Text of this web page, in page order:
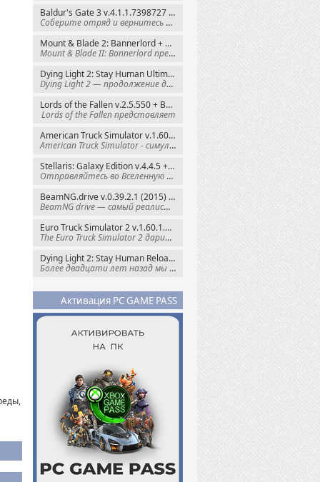
Baldur's Gate 3 v.4.1.1.7398727 + Все DLC (2023) GOG-Rip
Соберите отряд и вернитесь в Забытые
Mount & Blade 2: Bannerlord + War Sails v.1.4.7.117484 (2025) GOG
Mount & Blade II: Bannerlord представляет
Dying Light 2: Stay Human Ultimate Edition v.1.29.0 + Все DLC (2022) Пиратка
Dying Light 2 — продолжение динамичного
Lords of the Fallen v.2.5.550 + Все DLC (2023) Пиратка
Lords of the Fallen представляет
American Truck Simulator v.1.60.1.8s + Все DLC (2016) Пиратка
American Truck Simulator - симулятор
Stellaris: Galaxy Edition v.4.4.5 + Все DLC (2016) Пиратка
Отправляйтесь во Вселенную полную чудес и
BeamNG.drive v.0.39.2.1 (2015) RePack
BeamNG drive — самый реалистичный
Euro Truck Simulator 2 v.1.60.1.7s + Все DLC (2012) Пиратка
The Euro Truck Simulator 2 дарит вам опыт
Dying Light 2: Stay Human Reloaded Edition v.1.28.3 + Все DLC (2022) RePack
Более двадцати лет назад мы пытались
Активация PC GAME PASS